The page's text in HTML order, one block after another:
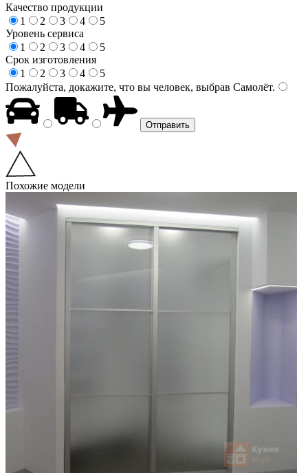
Качество продукции
1
2 3 4
5
Уровень сервиса
1
2 3 4
5
Срок изготовления
1
2 3 4
5
Пожалуйста, докажите, что вы человек, выбрав Самолёт.
Похожие модели